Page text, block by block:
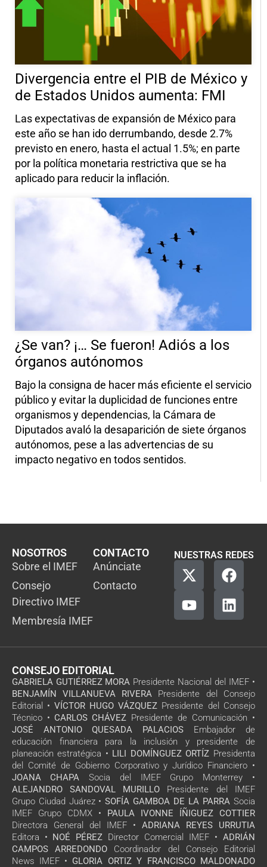
Divergencia entre el PIB de México y
de Estados Unidos aumenta: FMI
Las expectativas de expansión de México para
este año se han ido derrumbando, desde 2.7%
previsto en enero, hasta el actual 1.5%; en parte
por la política monetaria restrictiva que se ha
aplicado para reducir la inflación.
¿Se van? ¡… Se fueron! Adiós a los
órganos autónomos
Bajo la consigna de hacer más eficiente el servicio
público y evitar la duplicidad de funciones entre
organismos y dependencias, la Cámara de
Diputados avaló la desaparición de siete órganos
autónomos, pese a las advertencias de su
impacto negativo en todos sentidos.
NOSOTROS
Sobre el IMEF
Consejo
Directivo IMEF
Membresía IMEF
CONTACTO
Anúnciate
Contacto
NUESTRAS REDES
CONSEJO EDITORIAL
GABRIELA GUTIÉRREZ MORA Presidente Nacional del IMEF •
BENJAMÍN VILLANUEVA RIVERA Presidente del Consejo
Editorial • VÍCTOR HUGO VÁZQUEZ Presidente del Consejo
Técnico • CARLOS CHÁVEZ Presidente de Comunicación •
JOSÉ ANTONIO QUESADA PALACIOS Embajador de
educación financiera para la inclusión y presidente de
planeación estratégica • LILI DOMÍNGUEZ ORTÍZ Presidenta
del Comité de Gobierno Corporativo y Jurídico Financiero •
JOANA CHAPA Socia del IMEF Grupo Monterrey •
ALEJANDRO SANDOVAL MURILLO Presidente del IMEF
Grupo Ciudad Juárez • SOFÍA GAMBOA DE LA PARRA Socia
IMEF Grupo CDMX •
PAULA IVONNE ÍÑIGUEZ COTTIER
Directora General del IMEF • ADRIANA REYES URRUTIA
Editora •
NOÉ PÉREZ Director Comercial IMEF • ADRIÁN
CAMPOS ARREDONDO Coordinador del Consejo Editorial
News IMEF • GLORIA ORTIZ Y FRANCISCO MALDONADO